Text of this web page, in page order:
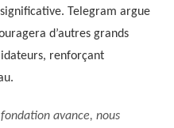
Telegram argue
d’autres grands
renforçant
avance, nous